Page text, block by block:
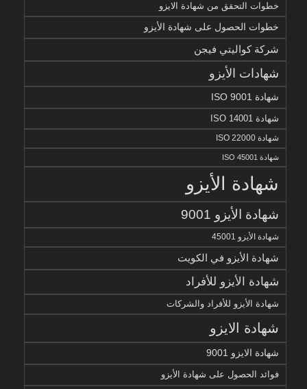
خطوات التحقق من شهادة الايزو
خطوات الحصول على شهادة الأيزو
شركة كواليتي فيجن
شهادات الأيزو
شهادة ISO 9001
شهادة ISO 14001
شهادة ISO 22000
شهادة ISO 45001
شهادة الأيزو
شهادة الأيزو 9001
شهادة الأيزو 45001
شهادة الأيزو في الكويت
شهادة الأيزو للأفراد
شهادة الأيزو للأفراد والشركات
شهادة الايزو
شهادة الايزو 9001
فوائد الحصول على شهادة الأيزو